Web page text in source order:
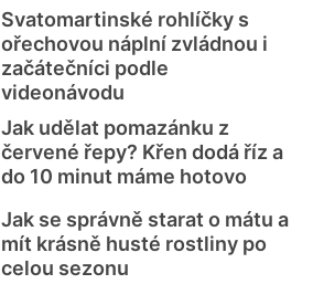
Svatomartinské rohlíčky s
ořechovou náplní zvládnou i
začátečníci podle
videonávodu
Jak udělat pomazánku z
červené řepy? Křen dodá říz a
do 10 minut máme hotovo
Jak se správně starat o mátu a
mít krásně husté rostliny po
celou sezonu